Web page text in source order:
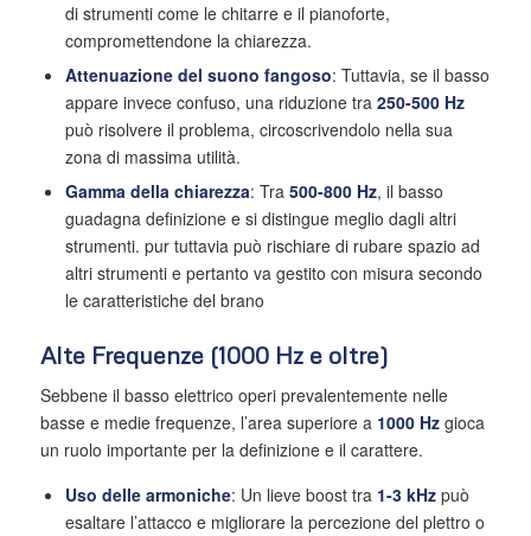
di strumenti come le chitarre e il pianoforte,
compromettendone la chiarezza.
Attenuazione del suono fangoso: Tuttavia, se il basso
appare invece confuso, una riduzione tra 250-500 Hz
può risolvere il problema, circoscrivendolo nella sua
zona di massima utilità.
Gamma della chiarezza: Tra 500-800 Hz, il basso
guadagna definizione e si distingue meglio dagli altri
strumenti. pur tuttavia può rischiare di rubare spazio ad
altri strumenti e pertanto va gestito con misura secondo
le caratteristiche del brano
Alte Frequenze (1000 Hz e oltre)
Sebbene il basso elettrico operi prevalentemente nelle
basse e medie frequenze, l’area superiore a 1000 Hzgioca
un ruolo importante per la definizione e il carattere.
Uso delle armoniche: Un lieve boost tra 1-3 kHzpuò
esaltare l’attacco e migliorare la percezione del plettro o